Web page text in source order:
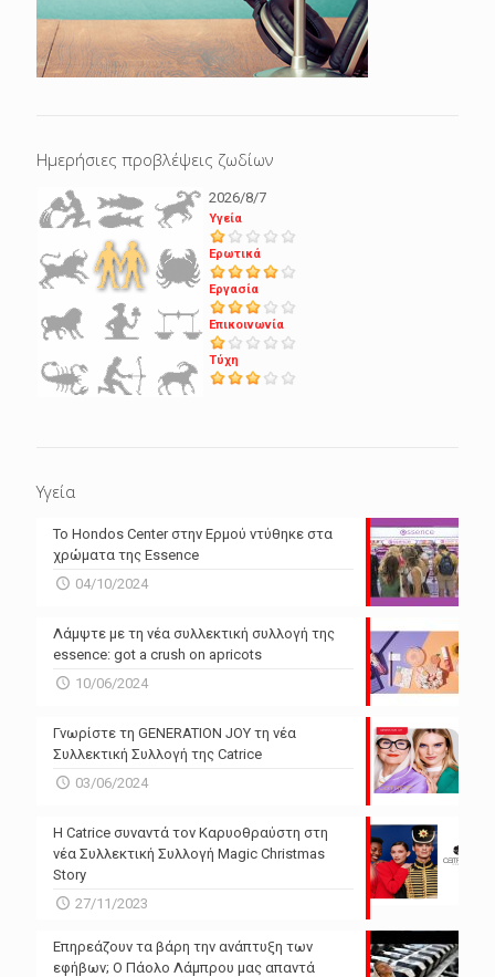
Ημερήσιες προβλέψεις ζωδίων
2026/8/7
Υγεία
Ερωτικά
Εργασία
Επικοινωνία
Τύχη
Υγεία
Το Hondos Center στην Ερμού ντύθηκε στα
χρώματα της Essence
04/10/2024
Λάμψτε με τη νέα συλλεκτική συλλογή της
essence: got a crush on apricots
10/06/2024
Γνωρίστε τη GENERATION JOY τη νέα
Συλλεκτική Συλλογή της Catrice
03/06/2024
Η Catrice συναντά τον Καρυοθραύστη στη
νέα Συλλεκτική Συλλογή Magic Christmas
Story
27/11/2023
Επηρεάζουν τα βάρη την ανάπτυξη των
εφήβων; Ο Πάολο Λάμπρου μας απαντά